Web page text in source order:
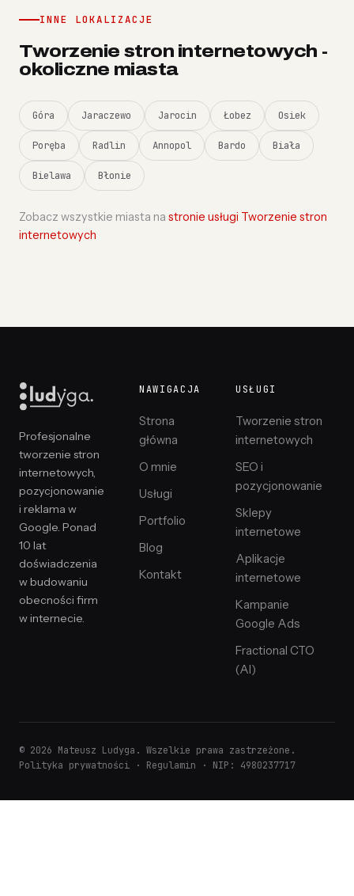
INNE LOKALIZACJE
Tworzenie stron internetowych -
okoliczne miasta
Góra Jaraczewo Jarocin Łobez Osiek
Poręba Radlin Annopol Bardo Biała
Bielawa Błonie
Zobacz wszystkie miasta na stronie usługi Tworzenie stron
internetowych
Profesjonalne
tworzenie stron
internetowych,
pozycjonowanie
i reklama w
Google. Ponad
10 lat
doświadczenia
w budowaniu
obecności firm
w internecie.
NAWIGACJA
Strona
główna
O mnie
Usługi
Portfolio
Blog
Kontakt
USŁUGI
Tworzenie stron
internetowych
SEO i
pozycjonowanie
Sklepy
internetowe
Aplikacje
internetowe
Kampanie
Google Ads
Fractional CTO
(AI)
© 2026 Mateusz Ludyga. Wszelkie prawa zastrzeżone.
Polityka prywatności · Regulamin · NIP: 4980237717